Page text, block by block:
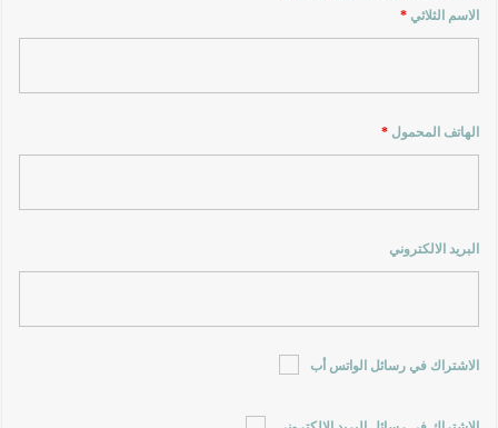
الاسم الثلاثي*
الهاتف المحمول*
البريد الالكتروني
الاشتراك في رسائل الواتس أب